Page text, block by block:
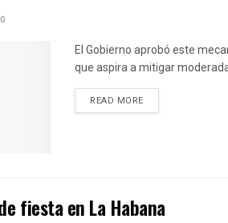
0
El Gobierno aprobó este
que aspira a mitigar
READ MOREDETAILS
fiesta en La Habana